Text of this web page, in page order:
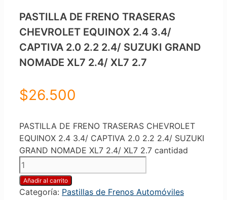
PASTILLA DE FRENO TRASERAS
CHEVROLET EQUINOX 2.4 3.4/
CAPTIVA 2.0 2.2 2.4/ SUZUKI GRAND
NOMADE XL7 2.4/ XL7 2.7
$26.500
PASTILLA DE FRENO TRASERAS CHEVROLET
EQUINOX 2.4 3.4/ CAPTIVA 2.0 2.2 2.4/ SUZUKI
GRAND NOMADE XL7 2.4/ XL7 2.7 cantidad
Añadir al carrito
Categoría: Pastillas de Frenos Automóviles